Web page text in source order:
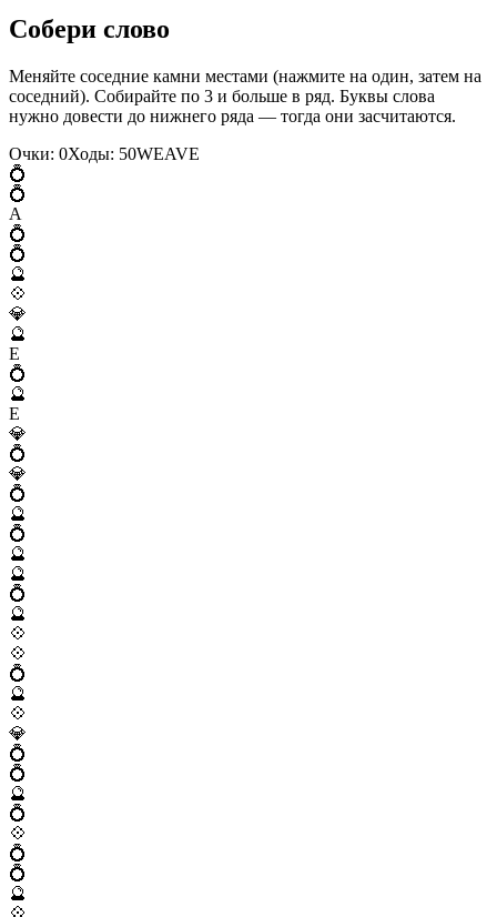
Собери слово
Меняйте соседние камни местами (нажмите на один, затем на
соседний). Собирайте по 3 и больше в ряд. Буквы слова
нужно довести до нижнего ряда — тогда они засчитаются.
Очки: 0Ходы: 50WEAVE
💍
💍
A
💍
💍
🔮
💠
💎
🔮
E
💍
🔮
E
💎
💍
💎
💍
🔮
💍
🔮
🔮
💍
🔮
💠
💠
💍
🔮
💠
💎
💍
💍
🔮
💍
💠
💍
💍
🔮
💠